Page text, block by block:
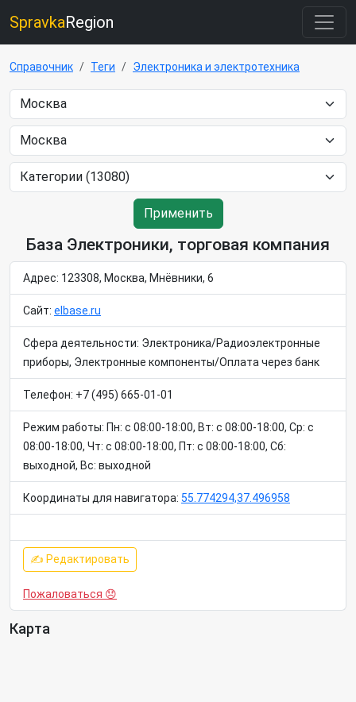
SpravkaRegion
Справочник Теги Электроника и электротехника
Применить
База Электроники, торговая компания
Адрес: 123308, Москва, Мнёвники, 6
Сайт: elbase.ru
Сфера деятельности: Электроника/Радиоэлектронные
приборы, Электронные компоненты/Оплата через банк
Телефон: +7 (495) 665-01-01
Режим работы: Пн: c 08:00-18:00, Вт: c 08:00-18:00, Ср: c
08:00-18:00, Чт: c 08:00-18:00, Пт: c 08:00-18:00, Сб:
выходной, Вс: выходной
Координаты для навигатора: 55.774294,37.496958
✍ Редактировать
Пожаловаться 😞
Карта